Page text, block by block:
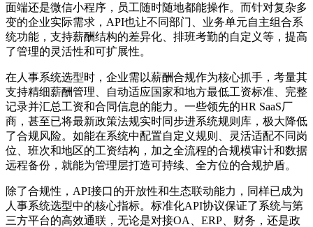
面端还是微信小程序，员工随时随地都能操作。而针对复杂多
变的企业实际需求，API也让不同部门、业务单元自主组合系
统功能，支持薪酬结构的差异化、排班考勤的自定义等，提高
了管理的灵活性和可扩展性。
在人事系统选型时，企业需以薪酬合规作为核心抓手，考量其
支持精细薪酬管理、自动适应国家和地方最低工资标准、完整
记录并汇总工资和合同信息的能力。一些领先的HR SaaS厂
商，甚至已将最新政策法规实时同步进系统规则库，极大降低
了合规风险。如能在系统中配置自定义规则、灵活适配不同岗
位、班次和地区的工资结构，加之全流程的合规模审计和数据
远程备份，就能为管理层打造可持续、全方位的合规护盾。
除了合规性，API接口的开放性和生态联动能力，同样已成为
人事系统选型中的核心指标。标准化API协议保证了系统与第
三方平台的高效通联，无论是对接OA、ERP、财务，还是政